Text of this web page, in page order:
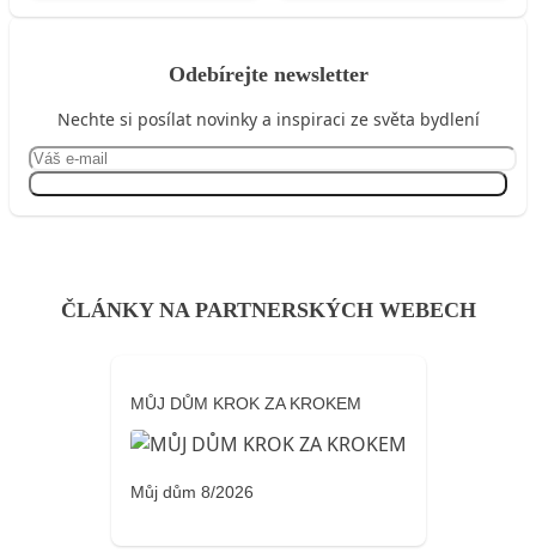
Odebírejte newsletter
Nechte si posílat novinky a inspiraci ze světa bydlení
ČLÁNKY NA PARTNERSKÝCH WEBECH
MŮJ DŮM KROK ZA KROKEM
Můj dům 8/2026